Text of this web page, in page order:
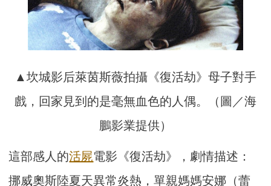
▲坎城影后萊茵斯薇拍攝《復活劫》母子對手
戲，回家見到的是毫無血色的人偶。（圖／海
鵬影業提供）
這部感人的活屍電影《復活劫》，劇情描述：
挪威奧斯陸夏天異常炎熱，單親媽媽安娜（蕾